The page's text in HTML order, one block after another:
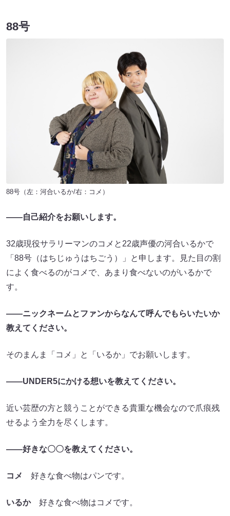
88号
88号（左：河合いるか/右：コメ）
――自己紹介をお願いします。
32歳現役サラリーマンのコメと22歳声優の河合いるかで
「88号（はちじゅうはちごう）」と申します。見た目の割
によく食べるのがコメで、あまり食べないのがいるかで
す。
――ニックネームとファンからなんて呼んでもらいたいか
教えてください。
そのまんま「コメ」と「いるか」でお願いします。
――UNDER5にかける想いを教えてください。
近い芸歴の方と競うことができる貴重な機会なので爪痕残
せるよう全力を尽くします。
――好きな〇〇を教えてください。
コメ 好きな食べ物はパンです。
いるか好きな食べ物はコメです。